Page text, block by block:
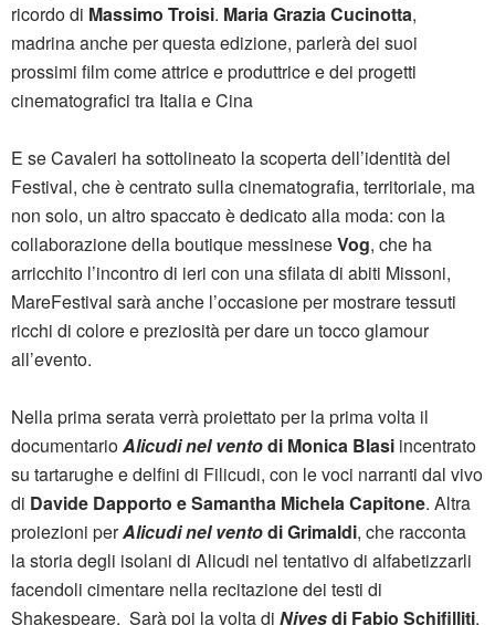
ricordo di Massimo Troisi. Maria Grazia Cucinotta,
madrina anche per questa edizione, parlerà dei suoi
prossimi film come attrice e produttrice e dei progetti
cinematografici tra Italia e Cina
E se Cavaleri ha sottolineato la scoperta dell’identità del
Festival, che è centrato sulla cinematografia, territoriale, ma
non solo, un altro spaccato è dedicato alla moda: con la
collaborazione della boutique messineseVog, che ha
arricchito l’incontro di ieri con una sfilata di abiti Missoni,
MareFestival sarà anche l’occasione per mostrare tessuti
ricchi di colore e preziosità per dare un tocco glamour
all’evento.
Nella prima serata verrà proiettato per la prima volta il
documentarioAlicudi nel ventodi Monica Blasi incentrato
su tartarughe e delfini di Filicudi, con le voci narranti dal vivo
di Davide Dapporto e Samantha Michela Capitone. Altra
proiezioni perAlicudi nel ventodi Grimaldi, che racconta
la storia degli isolani di Alicudi nel tentativo di alfabetizzarli
facendoli cimentare nella recitazione dei testi di
Shakespeare. Sarà poi la volta di Nivesdi Fabio Schifilliti,